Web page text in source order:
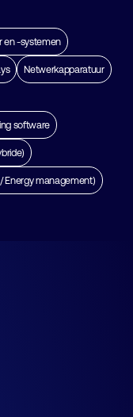
en -systemen
Netwerkapparatuur
software
Energy management)